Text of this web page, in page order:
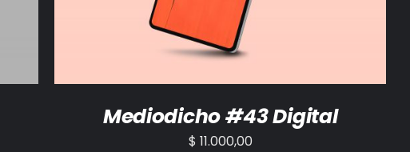
Mediodicho #43 Digital
$ 11.000,00